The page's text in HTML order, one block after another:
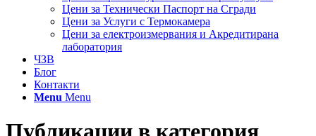
Цени за Технически Паспорт на Сгради
Цени за Услуги с Термокамера
Цени за електроизмервания и Акредитирана
лаборатория
ЧЗВ
Блог
Контакти
Menu Menu